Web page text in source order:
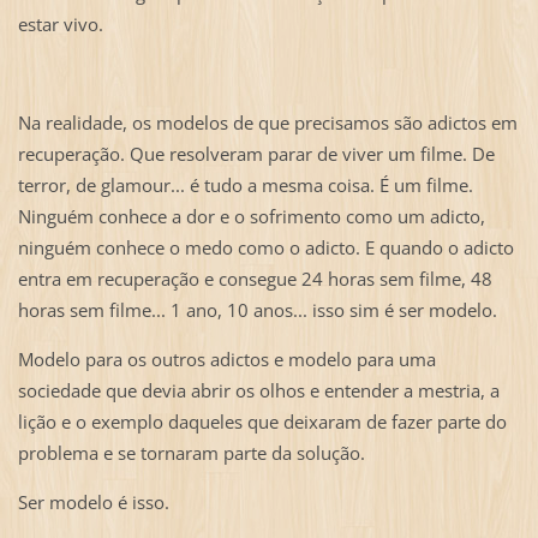
estar vivo.
Na realidade, os modelos de que precisamos são adictos em
recuperação. Que resolveram parar de viver um filme. De
terror, de glamour... é tudo a mesma coisa. É um filme.
Ninguém conhece a dor e o sofrimento como um adicto,
ninguém conhece o medo como o adicto. E quando o adicto
entra em recuperação e consegue 24 horas sem filme, 48
horas sem filme... 1 ano, 10 anos... isso sim é ser modelo.
Modelo para os outros adictos e modelo para uma
sociedade que devia abrir os olhos e entender a mestria, a
lição e o exemplo daqueles que deixaram de fazer parte do
problema e se tornaram parte da solução.
Ser modelo é isso.